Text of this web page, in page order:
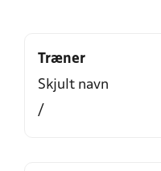
Træner
Skjult navn
/